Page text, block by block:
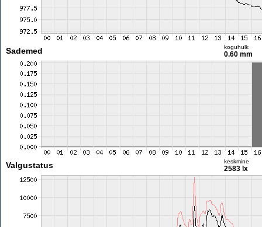
Sademed koguhulk
0.60 mm
Valgustatus keskmine
2583 lx